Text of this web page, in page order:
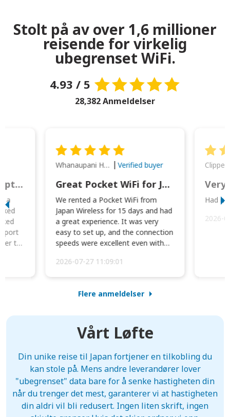
Stolt på av over 1,6 millioner
reisende for virkelig
ubegrenset WiFi.
4.93 / 5
28,382 Anmeldelser
This was wonderful option to a family of four. Everything worked smoothly.
a
to
Whanaupani Henry Joseph Macown Verified buyer
Great Pocket WiFi for Japan Travel
We rented a Pocket WiFi from
Japan Wireless for 15 days and had
a great experience. It was very
easy to set up, and the connection
speeds were excellent even with
2026-07-27 11:09:01
Very
Had
2026-
Flere anmeldelser
Vårt Løfte
Din unike reise til Japan fortjener en tilkobling du
kan stole på. Mens andre leverandører lover
"ubegrenset" data bare for å senke hastigheten din
når du trenger det mest, garanterer vi at hastigheten
din aldri vil bli redusert. Ingen liten skrift, ingen